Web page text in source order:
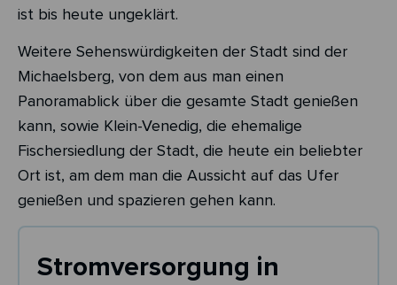
ist bis heute ungeklärt.
Weitere Sehenswürdigkeiten der Stadt sind der
Michaelsberg, von dem aus man einen
Panoramablick über die gesamte Stadt genießen
kann, sowie Klein-Venedig, die ehemalige
Fischersiedlung der Stadt, die heute ein beliebter
Ort ist, am dem man die Aussicht auf das Ufer
genießen und spazieren gehen kann.
Stromversorgung in